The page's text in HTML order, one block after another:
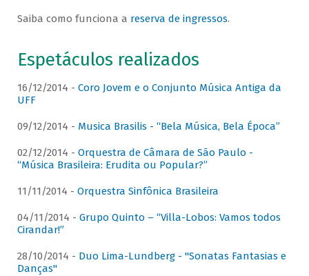
Saiba como funciona a reserva de ingressos.
Espetáculos realizados
16/12/2014 - Coro Jovem e o Conjunto Música Antiga da
UFF
09/12/2014 - Musica Brasilis - “Bela Música, Bela Época”
02/12/2014 - Orquestra de Câmara de São Paulo -
“Música Brasileira: Erudita ou Popular?”
11/11/2014 - Orquestra Sinfônica Brasileira
04/11/2014 - Grupo Quinto – “Villa-Lobos: Vamos todos
Cirandar!”
28/10/2014 - Duo Lima-Lundberg - "Sonatas Fantasias e
Danças"